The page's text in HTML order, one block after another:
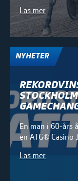
Läs mer
NYHETER
En man i 60-års
en ATG®
Läs mer